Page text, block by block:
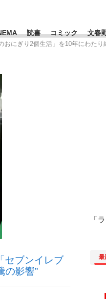
解散」WBC日本代表“敗戦”の
読書 コミック 文春
有紀
にぎり2個生活」を10年にわた
セブンイレブ
の影響”
「
最